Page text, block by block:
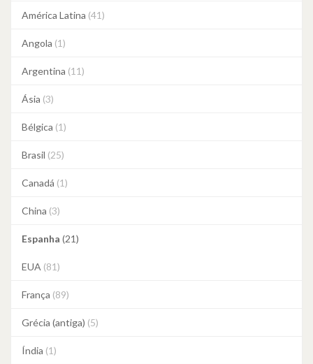
América Latina (41)
Angola (1)
Argentina (11)
Ásia (3)
Bélgica (1)
Brasil (25)
Canadá (1)
China (3)
Espanha (21)
EUA (81)
França (89)
Grécia (antiga) (5)
Índia (1)